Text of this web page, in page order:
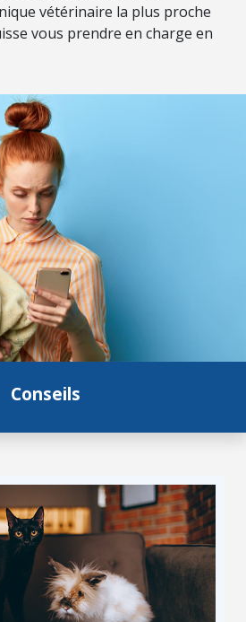
vétérinaire la plus proche
vous prendre en charge en
Conseils